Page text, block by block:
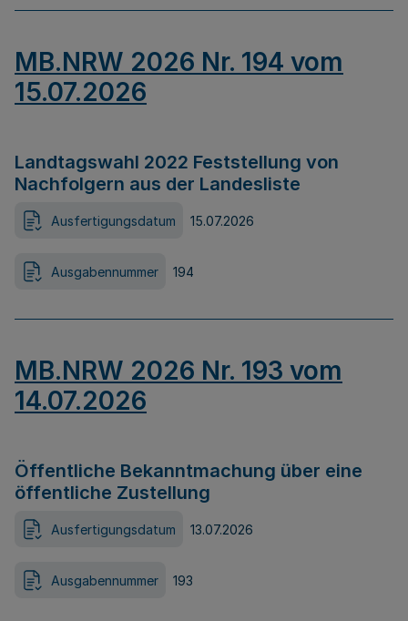
MB.NRW 2026 Nr. 194 vom
15.07.2026
Landtagswahl 2022 Feststellung von
Nachfolgern aus der Landesliste
Ausfertigungsdatum 15.07.2026
Ausgabennummer 194
MB.NRW 2026 Nr. 193 vom
14.07.2026
Öffentliche Bekanntmachung über eine
öffentliche Zustellung
Ausfertigungsdatum 13.07.2026
Ausgabennummer 193